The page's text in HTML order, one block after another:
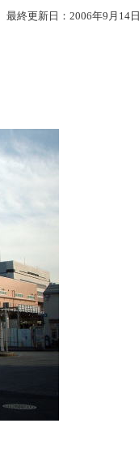
最終更新日：2006年9月14日